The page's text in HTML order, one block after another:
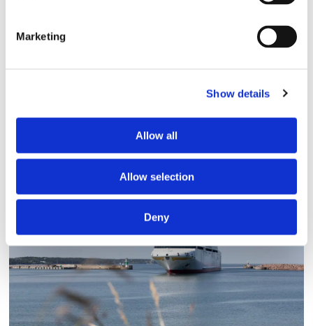
Marketing
Show details
Allow all
Allow selection
Deny
Aurora Botnia får Stena-
kostym